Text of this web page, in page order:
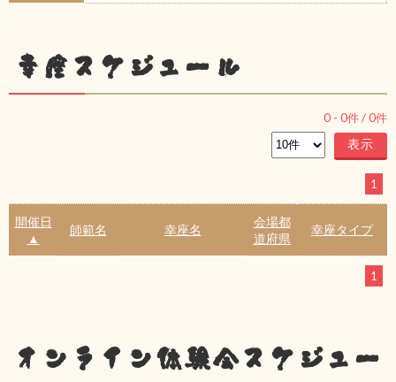
幸座スケジュール
0 - 0件 /0件
1
開催日
▲
師範名 幸座名
会場都
道府県
幸座タイプ
1
オンライン体験会スケジュー